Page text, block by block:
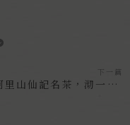
s
下一篇
阿里山仙記名茶，沏一壺珠露好茶